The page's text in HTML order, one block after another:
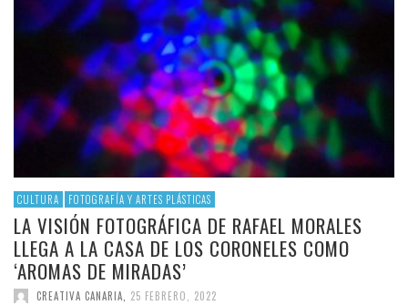
CULTURA FOTOGRAFÍA Y ARTES PLÁSTICAS
LA VISIÓN FOTOGRÁFICA DE RAFAEL MORALES
LLEGA A LA CASA DE LOS CORONELES COMO
‘AROMAS DE MIRADAS’
CREATIVA CANARIA 25 FEBRERO, 2022